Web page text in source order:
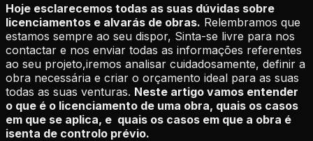
Hoje esclarecemos todas as suas dúvidas sobre
licenciamentos e alvarás de obras. Relembramos que
estamos sempre ao seu dispor, Sinta-se livre para nos
contactar e nos enviar todas as informações referentes
ao seu projeto,iremos analisar cuidadosamente, definir a
obra necessária e criar o orçamento ideal para as suas
todas as suas venturas. Neste artigo vamos entender
o que é o licenciamento de uma obra, quais os casos
em que se aplica, e quais os casos em que a obra é
isenta de controlo prévio.